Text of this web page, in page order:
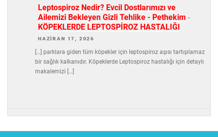
Leptospiroz Nedir? Evcil Dostlarımızı ve
Ailemizi Bekleyen Gizli Tehlike - Pethekim -
KÖPEKLERDE LEPTOSPİROZ HASTALIĞI
HAZIRAN 17, 2026
[…] parklara giden tüm köpekler için leptospiroz aşısı tartışılamaz
bir sağlık kalkanıdır. Köpeklerde Leptospiroz hastalığı için detaylı
makalemizi […]